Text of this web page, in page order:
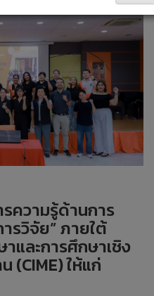
ความรู้ด้านการ
รวิจัย” ภายใต้
และการศึกษาเชิง
(CIME) ให้แก่